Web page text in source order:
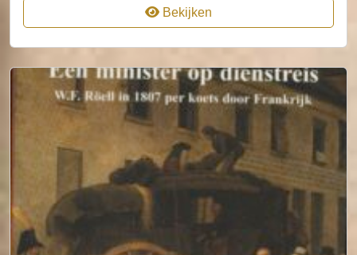
Bekijken